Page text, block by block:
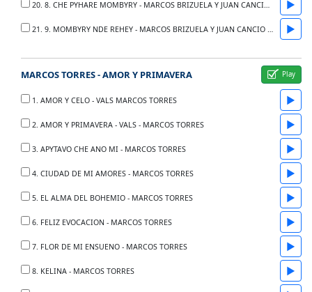
20. 8. CHE PYHARE MOMBYRY - MARCOS BRIZUELA Y JUAN CANCIO BARRETO ▶
21. 9. MOMBYRY NDE REHEY - MARCOS BRIZUELA Y JUAN CANCIO BARRETO ▶
MARCOS TORRES - AMOR Y PRIMAVERA
1. AMOR Y CELO - VALS MARCOS TORRES ▶
2. AMOR Y PRIMAVERA - VALS - MARCOS TORRES ▶
3. APYTAVO CHE ANO MI - MARCOS TORRES ▶
4. CIUDAD DE MI AMORES - MARCOS TORRES ▶
5. EL ALMA DEL BOHEMIO - MARCOS TORRES ▶
6. FELIZ EVOCACION - MARCOS TORRES ▶
7. FLOR DE MI ENSUENO - MARCOS TORRES ▶
8. KELINA - MARCOS TORRES ▶